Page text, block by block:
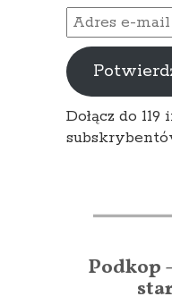
Adres
e-
mail
Dołącz do
Podkop